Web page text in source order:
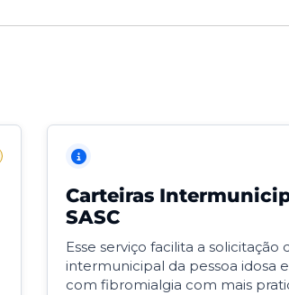
Carteiras
SASC
Esse serviço facilita a solicitação
intermunicipal da pessoa idosa
com fibromialgia com mais